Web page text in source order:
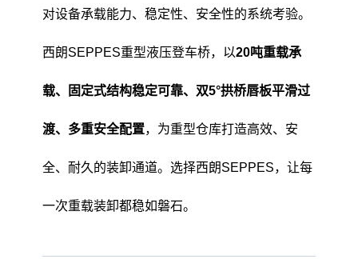
对设备承载能力、稳定性、安全性的系统考验。
西朗SEPPES重型液压登车桥，以20吨重载承
载、固定式结构稳定可靠、双5°拱桥唇板平滑过
渡、多重安全配置，为重型仓库打造高效、安
全、耐久的装卸通道。选择西朗SEPPES，让每
一次重载装卸都稳如磐石。